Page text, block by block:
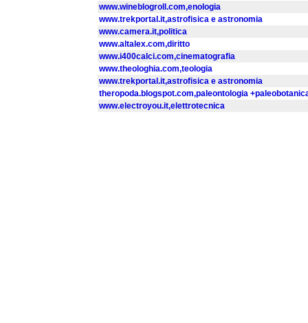
www.wineblogroll.com,enologia
www.trekportal.it,astrofisica e astronomia
www.camera.it,politica
www.altalex.com,diritto
www.i400calci.com,cinematografia
www.theologhia.com,teologia
www.trekportal.it,astrofisica e astronomia
theropoda.blogspot.com,paleontologia
www.electroyou.it,elettrotecnica